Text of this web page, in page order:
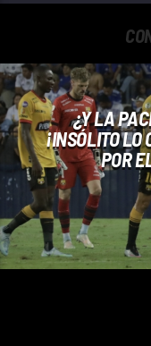
¿Y LA
¡INSÓLITO LO
POR